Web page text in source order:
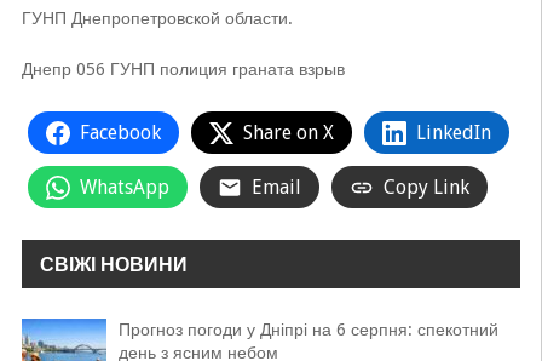
ГУНП Днепропетровской области.
Днепр 056 ГУНП полиция граната взрыв
Facebook Share on X LinkedIn
WhatsApp Email Copy Link
СВІЖІ НОВИНИ
Прогноз погоди у Дніпрі на 6 серпня: спекотний
день з ясним небом